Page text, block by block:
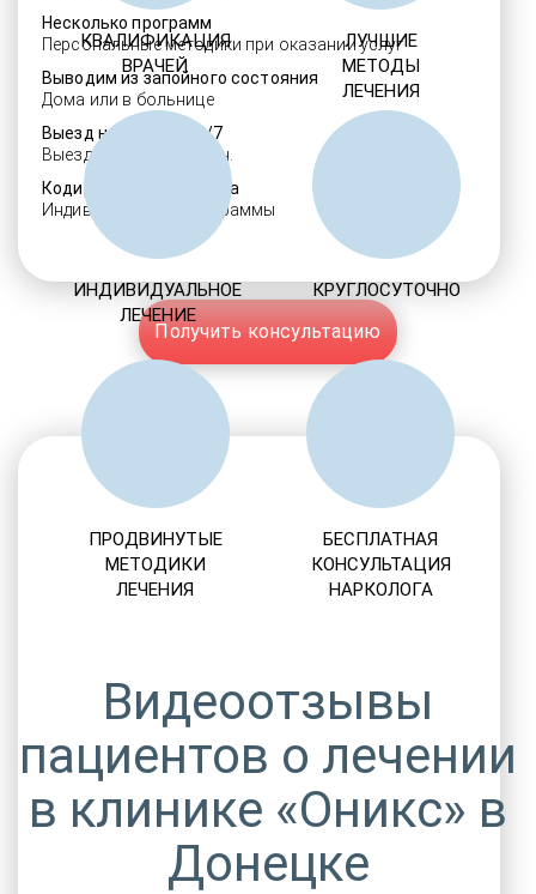
Несколько программ
Персональные методики при оказании услуг
Выводим из запойного состояния
Дома или в больнице
Выезд нарколога 24/7
Выезд в течение 30 мин.
Кодировка алкоголизма
Индивидуальные программы
Получить консультацию
КВАЛИФИКАЦИЯ
ВРАЧЕЙ
ЛУЧШИЕ
МЕТОДЫ
ЛЕЧЕНИЯ
ИНДИВИДУАЛЬНОЕ
ЛЕЧЕНИЕ
КРУГЛОСУТОЧНО
ПРОДВИНУТЫЕ
МЕТОДИКИ
ЛЕЧЕНИЯ
БЕСПЛАТНАЯ
КОНСУЛЬТАЦИЯ
НАРКОЛОГА
Видеоотзывы
пациентов о лечении
в клинике «Оникс» в
Донецке